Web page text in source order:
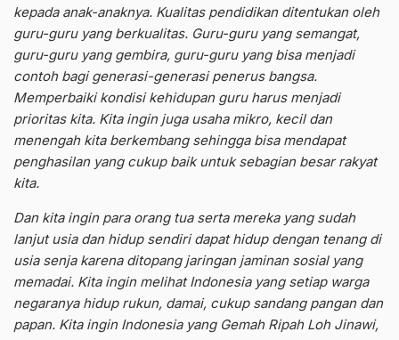
kepada anak-anaknya. Kualitas pendidikan ditentukan oleh
guru-guru yang berkualitas. Guru-guru yang semangat,
guru-guru yang gembira, guru-guru yang bisa menjadi
contoh bagi generasi-generasi penerus bangsa.
Memperbaiki kondisi kehidupan guru harus menjadi
prioritas kita. Kita ingin juga usaha mikro, kecil dan
menengah kita berkembang sehingga bisa mendapat
penghasilan yang cukup baik untuk sebagian besar rakyat
kita.
Dan kita ingin para orang tua serta mereka yang sudah
lanjut usia dan hidup sendiri dapat hidup dengan tenang di
usia senja karena ditopang jaringan jaminan sosial yang
memadai. Kita ingin melihat Indonesia yang setiap warga
negaranya hidup rukun, damai, cukup sandang pangan dan
papan. Kita ingin Indonesia yang Gemah Ripah Loh Jinawi,